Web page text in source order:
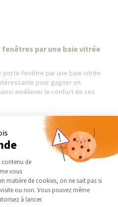
par une baie vitrée
porte-fenêtre par une baie vitrée
pour gagner en
améliorer le confort de ses
pour s'ouvrir vers
du
contenu de
vous
matière de cookies, on ne sait pas si
ou non. Vous pouvez même
à lancer.
consent